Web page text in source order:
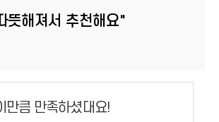
뜻해져서 추천해요"
만큼 만족하셨대요!